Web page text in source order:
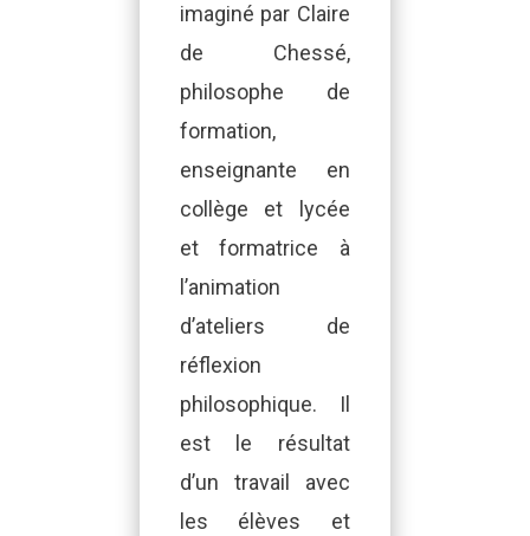
imaginé par Claire
de Chessé,
philosophe de
formation,
enseignante en
collège et lycée
et formatrice à
l’animation
d’ateliers de
réflexion
philosophique. Il
est le résultat
d’un travail avec
les élèves et